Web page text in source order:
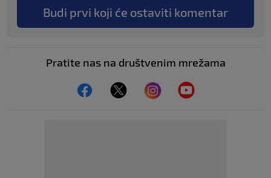
Budi prvi koji će ostaviti komentar
Pratite nas na društvenim mrežama